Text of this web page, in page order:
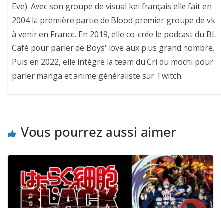
Eve). Avec son groupe de visual kei français elle fait en
2004 la première partie de Blood premier groupe de vk
à venir en France. En 2019, elle co-crée le podcast du BL
Café pour parler de Boys' love aux plus grand nombre.
Puis en 2022, elle intègre la team du Cri du mochi pour
parler manga et anime généraliste sur Twitch.
Vous pourrez aussi aimer